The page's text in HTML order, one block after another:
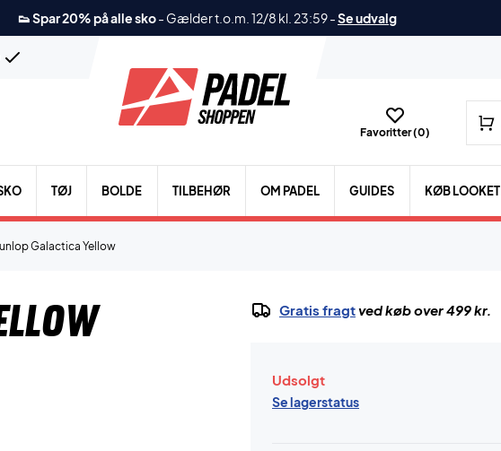
👟 Spar 20% på alle sko- Gælder t.o.m. 12/8 kl. 23:59-Se udvalg
Favoritter (0)
TØJ BOLDE TILBEHØR OM PADEL GUIDES KØB LOOKET
Galactica Yellow
Gratis fragtved køb over 499 kr.
Udsolgt
Se lagerstatus